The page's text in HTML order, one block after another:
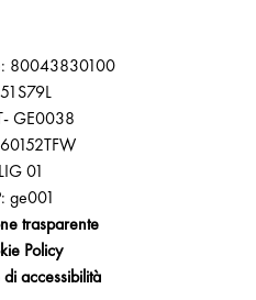
80043830100
GE0038
01
ge001
trasparente
Policy
accessibilità